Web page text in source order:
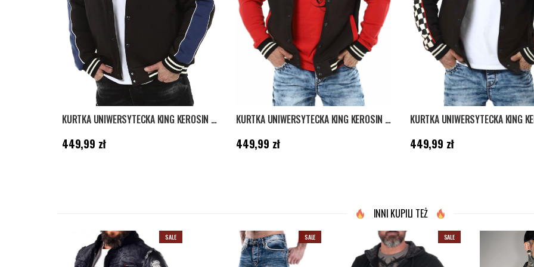
KURTKA UNIWERSYTECKA KING KEROSIN HOT ROD SERVICE - CZARNA
Cena: 449,99 zł
449,99 zł
KURTKA UNIWERSYTECKA KING KEROSIN FASTER THAN THE WIND - CZARNA
Cena: 449,99 zł
449,99 zł
Cena: 449,99 zł
449,99 zł
INNI KUPILI TEŻ
SALE SALE SALE